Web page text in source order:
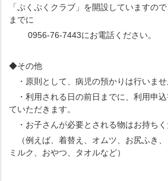
「ぷくぷくクラブ」を開設していますの
までに
0956-76‐7443にお電話ください。
◆その他
・原則として、病児の預かりは行いませ
・利用される日の前日までに、利用申
ていただきます。
・お子さんが必要とされる物はお持ちく
（例えば、着替え、オムツ、お尻ふき、
ミルク、おやつ、タオルなど）